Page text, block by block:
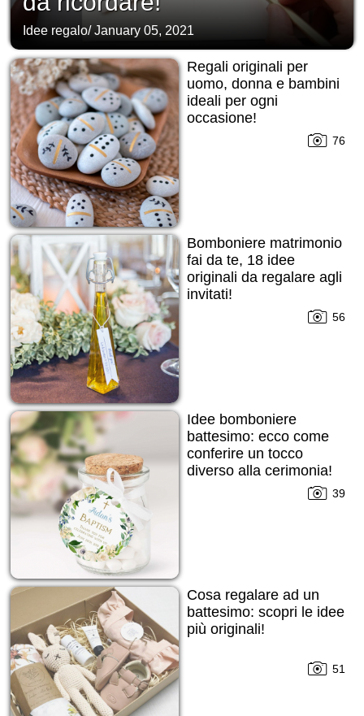
Idee regalo/January 05, 2021
Regali originali per
uomo, donna e bambini
ideali per ogni
occasione!
76
Bomboniere matrimonio
fai da te, 18 idee
originali da regalare agli
invitati!
56
Idee bomboniere
battesimo: ecco come
conferire un tocco
diverso alla cerimonia!
39
Cosa regalare ad un
battesimo: scopri le idee
più originali!
51